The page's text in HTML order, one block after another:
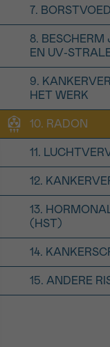
7.
8. BESCHERM
EN UV-
9.
HET WERK
10. RADON
11.
12.
13.
(HST)
14.
15. ANDERE